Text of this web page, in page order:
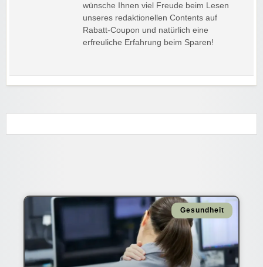
wünsche Ihnen viel Freude beim Lesen
unseres redaktionellen Contents auf
Rabatt-Coupon und natürlich eine
erfreuliche Erfahrung beim Sparen!
Gesundheit